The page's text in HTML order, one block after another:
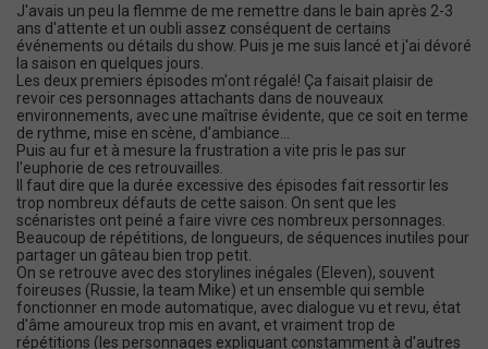
J'avais un peu la flemme de me remettre dans le bain après 2-3
ans d'attente et un oubli assez conséquent de certains
événements ou détails du show. Puis je me suis lancé et j'ai dévoré
la saison en quelques jours.
Les deux premiers épisodes m'ont régalé! Ça faisait plaisir de
revoir ces personnages attachants dans de nouveaux
environnements, avec une maîtrise évidente, que ce soit en terme
de rythme, mise en scène, d'ambiance...
Puis au fur et à mesure la frustration a vite pris le pas sur
l'euphorie de ces retrouvailles.
Il faut dire que la durée excessive des épisodes fait ressortir les
trop nombreux défauts de cette saison. On sent que les
scénaristes ont peiné a faire vivre ces nombreux personnages.
Beaucoup de répétitions, de longueurs, de séquences inutiles pour
partager un gâteau bien trop petit.
On se retrouve avec des storylines inégales (Eleven), souvent
foireuses (Russie, la team Mike) et un ensemble qui semble
fonctionner en mode automatique, avec dialogue vu et revu, état
d'âme amoureux trop mis en avant, et vraiment trop de
répétitions (les personnages expliquant constamment à d'autres